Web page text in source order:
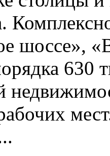
шоссе»,
630